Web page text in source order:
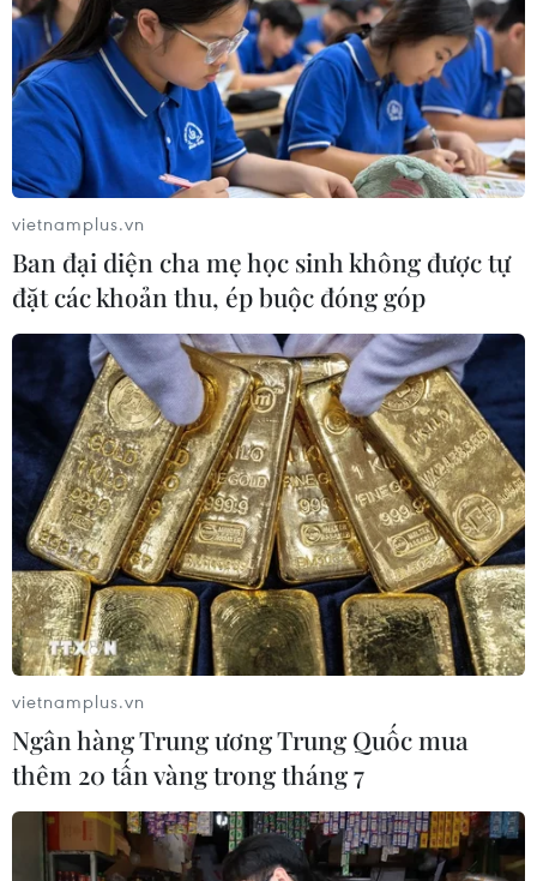
vietnamplus.vn
Ban đại diện cha mẹ học sinh không được tự
đặt các khoản thu, ép buộc đóng góp
vietnamplus.vn
Ngân hàng Trung ương Trung Quốc mua
thêm 20 tấn vàng trong tháng 7